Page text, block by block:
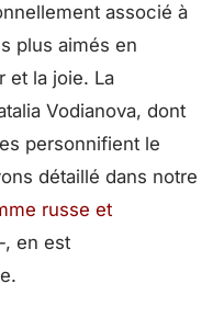
associé à
plus aimés en
et la joie. La
Vodianova, dont
personnifient le
détaillé dans notre
russe et
en est